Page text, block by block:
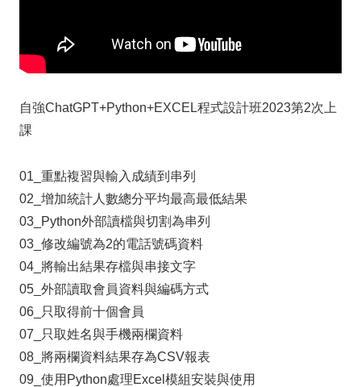
自強ChatGPT+Python+EXCEL程式設計班2023第2次上
課
01_重點複習與輸入成績到串列
02_增加統計人數總分平均最高最低結果
03_Python外部讀檔與切割為串列
03_修改編號為2的電話號碼資料
04_將輸出結果存檔與串接文字
05_外部讀取會員資料與編碼方式
06_只取得前十個會員
07_只取姓名與手機兩欄資料
08_將兩欄資料結果存為CSV報表
09_使用Python處理Excel模組安裝與使用